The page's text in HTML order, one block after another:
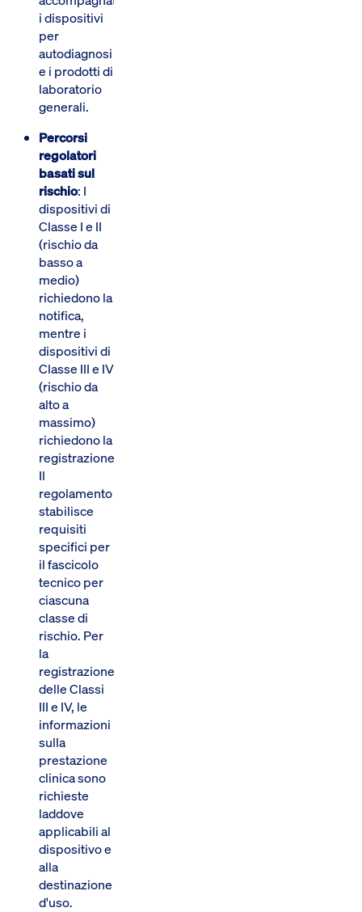
i dispositivi
per
autodiagnosi
e i prodotti di
laboratorio
generali.
Percorsi
regolatori
basati sul
rischio: I
dispositivi di
Classe I e II
(rischio da
basso a
medio)
richiedono la
notifica,
mentre i
dispositivi di
Classe III e IV
(rischio da
alto a
massimo)
richiedono la
registrazione.
Il
regolamento
stabilisce
requisiti
specifici per
il fascicolo
tecnico per
ciascuna
classe di
rischio. Per
la
registrazione
delle Classi
III e IV, le
informazioni
sulla
prestazione
clinica sono
richieste
laddove
applicabili al
dispositivo e
alla
destinazione
d'uso.